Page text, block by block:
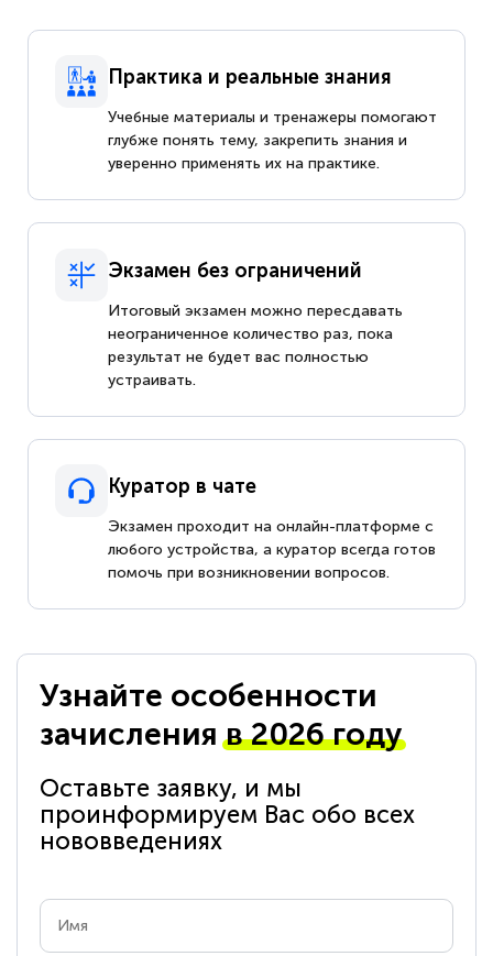
Практика и реальные знания
Учебные материалы и тренажеры помогают
глубже понять тему, закрепить знания и
уверенно применять их на практике.
Экзамен без ограничений
Итоговый экзамен можно пересдавать
неограниченное количество раз, пока
результат не будет вас полностью
устраивать.
Куратор в чате
Экзамен проходит на онлайн-платформе с
любого устройства, а куратор всегда готов
помочь при возникновении вопросов.
Узнайте особенности
зачисленияв 2026 году
Оставьте заявку, и мы
проинформируем Вас обо всех
нововведениях